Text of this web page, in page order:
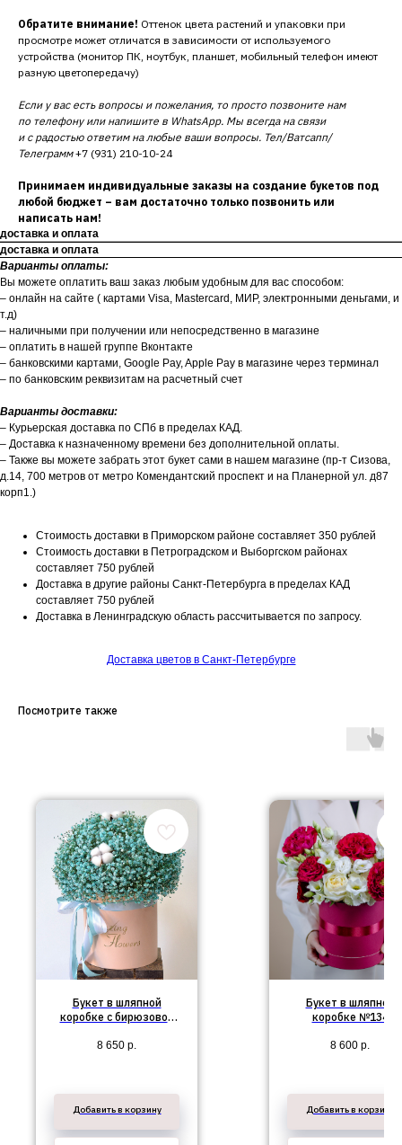
Обратите внимание! Оттенок цвета растений и упаковки при
просмотре может отличатся в зависимости от используемого
устройства (монитор ПК, ноутбук, планшет, мобильный телефон имеют
разную цветопередачу)
Если у вас есть вопросы и пожелания, то просто позвоните нам
по телефону или напишите в WhatsApp. Мы всегда на связи
и с радостью ответим на любые ваши вопросы. Тел/Ватсапп/
Телеграмм+7 (931) 210-10-24
Принимаем индивидуальные заказы на создание букетов под
любой бюджет – вам достаточно только позвонить или
написать нам!
доставка и оплата
доставка и оплата
Варианты оплаты:
Вы можете оплатить ваш заказ любым удобным для вас способом:
– онлайн на сайте ( картами Visa, Mastercard, МИР, электронными деньгами, и
т.д)
– наличными при получении или непосредственно в магазине
– оплатить в нашей группе Вконтакте
– банковскими картами, Google Pay, Apple Pay в магазине через терминал
– по банковским реквизитам на расчетный счет
Варианты доставки:
– Курьерская доставка по СПб в пределах КАД.
– Доставка к назначенному времени без дополнительной оплаты.
– Также вы можете забрать этот букет сами в нашем магазине (пр-т Сизова,
д.14, 700 метров от метро Комендантский проспект и на Планерной ул. д87
корп1.)
Стоимость доставки в Приморском районе составляет 350 рублей
Стоимость доставки в Петроградском и Выборгском районах
составляет 750 рублей
Доставка в другие районы Санкт-Петербурга в пределах КАД
составляет 750 рублей
Доставка в Ленинградскую область рассчитывается по запросу.
Доставка цветов в Санкт-Петербурге
Посмотрите также
Букет в шляпной
коробке c бирюзовой
8 650 р.
Добавить в корзину
Букет в шляпной
коробке №134
8 600 р.
Добавить в корзину